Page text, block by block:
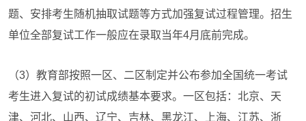
题、安排考生随机抽取试题等方式加强复试过程管理。招生
单位全部复试工作一般应在录取当年4月底前完成。
（3）教育部按照一区、二区制定并公布参加全国统一考试
考生进入复试的初试成绩基本要求。一区包括：北京、天
津、河北、山西、辽宁、吉林、黑龙江、上海、江苏、浙